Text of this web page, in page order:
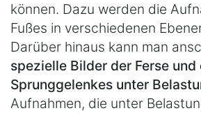
können. Dazu werden die
Fußes in verschiedenen
Darüber hinaus kann man
spezielle Bilder der Ferse und
Sprunggelenkes unter
Aufnahmen, die unter